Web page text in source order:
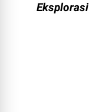
Eksplorasi